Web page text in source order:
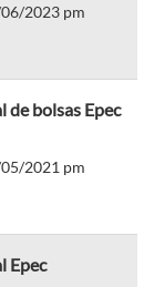
2023 pm
de bolsas Epec
2021 pm
Epec